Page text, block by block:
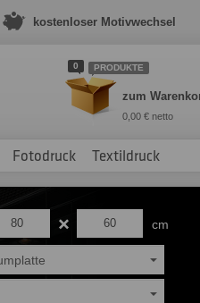
kostenloser Motivwechsel
0 PRODUKTE
zum
0,00 € netto
Fotodruck Textildruck
cm